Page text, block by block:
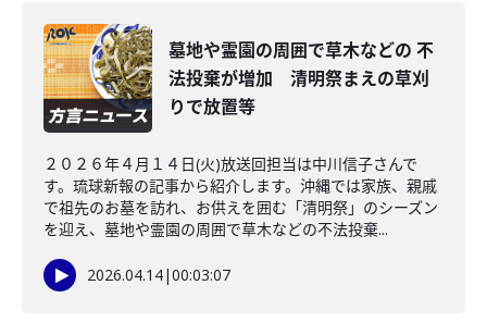
墓地や霊園の周囲で草木などの 不
法投棄が増加 清明祭まえの草刈
りで放置等
２０２６年４月１４日(火)放送回担当は中川信子さんで
す。琉球新報の記事から紹介します。沖縄では家族、親戚
で祖先のお墓を訪れ、お供えを囲む「清明祭」のシーズン
を迎え、墓地や霊園の周囲で草木などの不法投棄...
2026.04.14|00:03:07